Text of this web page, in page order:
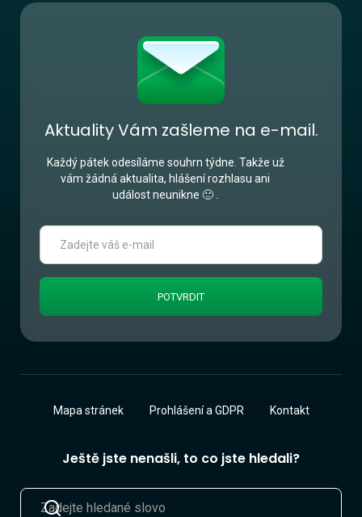
Aktuality Vám zašleme na e-mail.
Každý pátek odesíláme souhrn týdne. Takže už
vám žádná aktualita, hlášení rozhlasu ani
událost neunikne 🙂 .
Ještě jste nenašli, to co jste hledali?
Mapa stránek Prohlášení a GDPR Kontakt